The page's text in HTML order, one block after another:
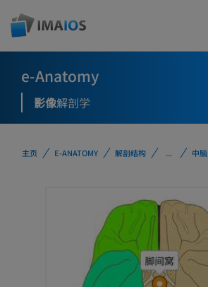
e-Anatomy
影像解剖学
主页 E-ANATOMY 解剖结构 ... 中脑